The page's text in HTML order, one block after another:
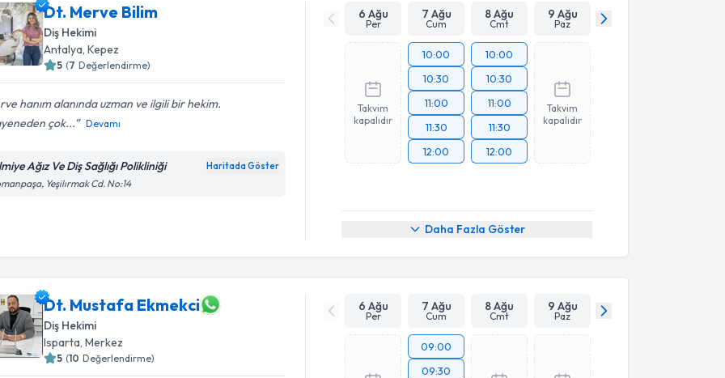
Dt. Merve Bilim
Diş Hekimi
Antalya , Kepez
5 (7 Değerlendirme)
hanım alanında uzman ve ilgili bir hekim.
çok...
Devamı
Ağız Ve Diş Sağlığı Polikliniği Haritada Göster
Yeşilırmak Cd. No:14
6 Ağu
Per
7 Ağu
Cum
8 Ağu
Cmt
9 Ağu
Paz
Takvim
kapalıdır
10:00
10:30
11:00
11:30
12:00
10:00
10:30
11:00
11:30
12:00
Takvim
kapalıdır
Daha Fazla Göster
Dt. Mustafa Ekmekci
Diş Hekimi
Isparta, Merkez
5 (10 Değerlendirme)
6 Ağu
Per
7 Ağu
Cum
8 Ağu
Cmt
9 Ağu
Paz
09:00
09:30